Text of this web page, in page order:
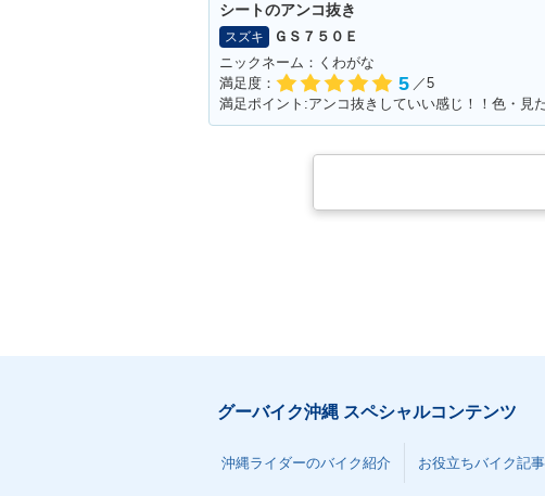
シートのアンコ抜き
スズキ
ＧＳ７５０Ｅ
ニックネーム：くわがな
満足度：
5 ／5
グーバイク沖縄 スペシャルコンテンツ
沖縄ライダーのバイク紹介 お役立ちバイク記事